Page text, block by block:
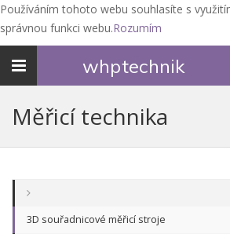
Používáním tohoto webu souhlasíte s
správnou funkci webu.Rozumím
Toggle
whptechnik
Měřicí technika
3D souřadnicové měřicí stroje